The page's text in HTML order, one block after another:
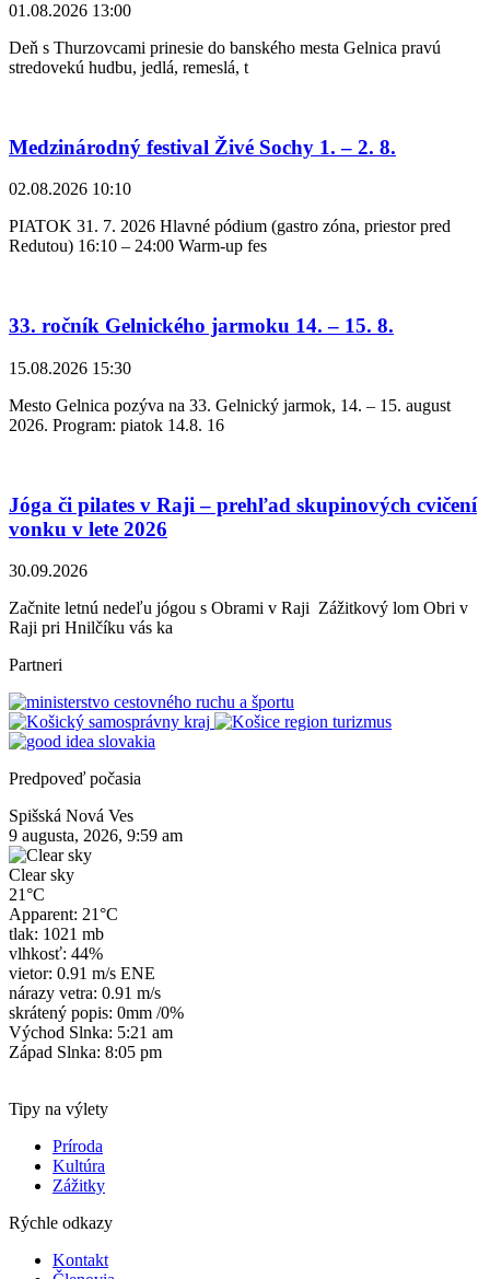
01.08.2026 13:00
Deň s Thurzovcami prinesie do banského mesta Gelnica pravú
stredovekú hudbu, jedlá, remeslá, t
Medzinárodný festival Živé Sochy 1. – 2. 8.
02.08.2026 10:10
PIATOK 31. 7. 2026 Hlavné pódium (gastro zóna, priestor pred
Redutou) 16:10 – 24:00 Warm-up fes
33. ročník Gelnického jarmoku 14. – 15. 8.
15.08.2026 15:30
Mesto Gelnica pozýva na 33. Gelnický jarmok, 14. – 15. august
2026. Program: piatok 14.8. 16
Jóga či pilates v Raji – prehľad skupinových cvičení
vonku v lete 2026
30.09.2026
Začnite letnú nedeľu jógou s Obrami v Raji Zážitkový lom Obri v
Raji pri Hnilčíku vás ka
Partneri
Predpoveď počasia
Spišská Nová Ves
9 augusta, 2026, 9:59 am
Clear sky
21°C
Apparent: 21°C
tlak: 1021 mb
vlhkosť: 44%
vietor: 0.91 m/s ENE
nárazy vetra: 0.91 m/s
skrátený popis: 0mm /0%
Východ Slnka: 5:21 am
Západ Slnka: 8:05 pm
Tipy na výlety
Príroda
Kultúra
Zážitky
Rýchle odkazy
Kontakt